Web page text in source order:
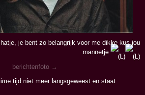
je bent zo belangrijk voor me dikke kus jou
mannetje
berichtenfoto →
tijd niet meer langsgeweest en staat